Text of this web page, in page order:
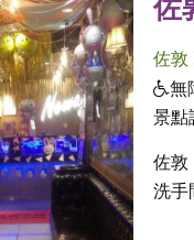
佐
佐敦
無
景點
佐敦
洗手